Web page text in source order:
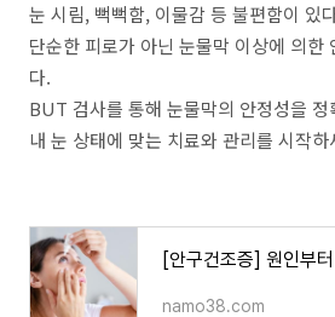
눈 시림, 뻑뻑함, 이물감 등 불편함이 있
단순한 피로가 아닌 눈물막 이상에 의한
다.
BUT 검사를 통해 눈물막의 안정성을 정
내 눈 상태에 맞는 치료와 관리를 시작하
namo38.com